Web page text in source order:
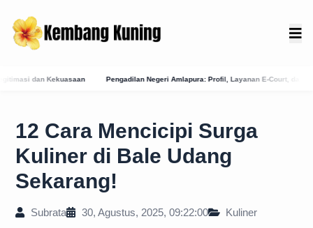
Pengadilan Negeri Amlapura: Profil, Layanan E-Court, dan Jejak Sejarah Peradilan di
12 Cara Mencicipi Surga
Kuliner di Bale Udang
Sekarang!
Subrata 30, Agustus, 2025, 09:22:00 Kuliner